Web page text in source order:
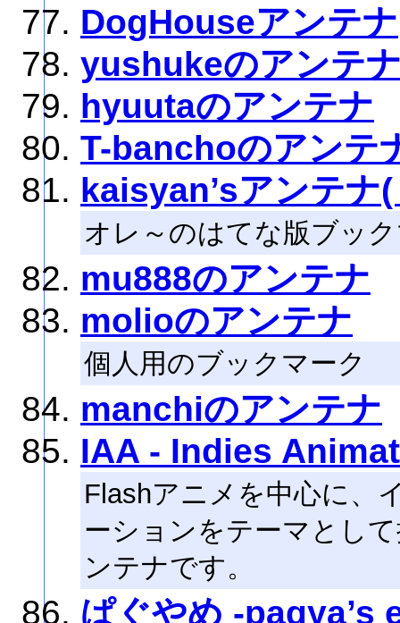
DogHouseアンテナ
yushukeのアンテ
hyuutaのアンテナ
T-banchoのアンテ
kaisyan’sアンテ
オレ～のはてな版ブッ
mu888のアンテナ
molioのアンテナ
個人用のブックマーク
manchiのアンテナ
IAA - Indies
Flashアニメを中心に、
ーションをテーマとし
ンテナです。
ぱぐやめ -pagya’s